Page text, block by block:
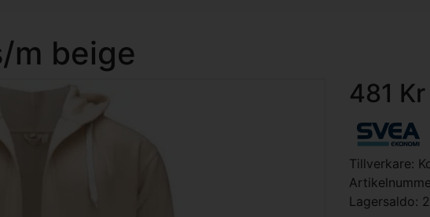
m beige
481 Kr
Tillverkare:
Lagersaldo: